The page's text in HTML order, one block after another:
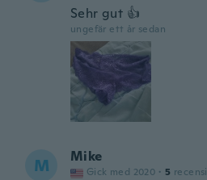
Sehr gut 👍
ungefär ett år sedan
M Mike
Gick med 2020 · 5